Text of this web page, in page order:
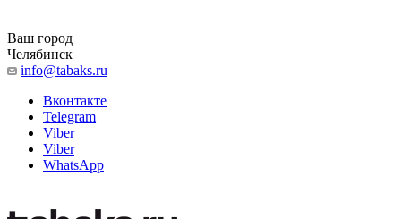
Ваш город
Челябинск
info@tabaks.ru
Вконтакте
Telegram
Viber
Viber
WhatsApp